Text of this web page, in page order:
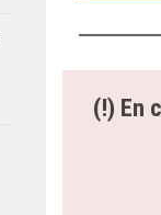
(!) En